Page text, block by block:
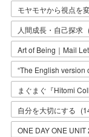
モヤモヤから視点を
人間成長・自己探求
Art of Being｜Mail
“The English version
まぐまぐ『Hitomi
自分を大切にする (
ONE DAY ONE UNIT